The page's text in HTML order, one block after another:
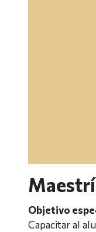
Objetivo
Capacitar al